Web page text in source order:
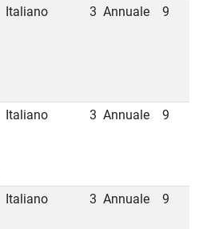
Italiano 3 Annuale 9
Italiano 3 Annuale 9
Italiano 3 Annuale 9